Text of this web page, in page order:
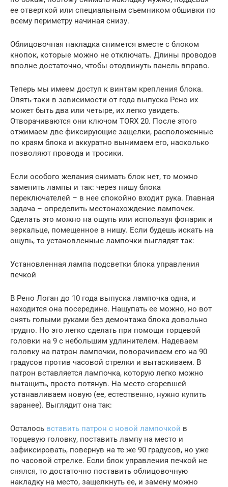
ее отверткой или специальным съемником обшивки по
всему периметру начиная снизу.
Облицовочная накладка снимется вместе с блоком
кнопок, которые можно не отключать. Длины проводов
вполне достаточно, чтобы отодвинуть панель вправо.
Теперь мы имеем доступ к винтам крепления блока.
Опять-таки в зависимости от года выпуска Рено их
может быть два или четыре, их легко увидеть.
Отворачиваются они ключом TORX 20. После этого
отжимаем две фиксирующие защелки, расположенные
по краям блока и аккуратно вынимаем его, насколько
позволяют провода и тросики.
Если особого желания снимать блок нет, то можно
заменить лампы и так: через нишу блока
переключателей – в нее спокойно входит рука. Главная
задача – определить местонахождение лампочек.
Сделать это можно на ощупь или используя фонарик и
зеркальце, помещенное в нишу. Если будешь искать на
ощупь, то установленные лампочки выглядят так:
Установленная лампа подсветки блока управления
печкой
В Рено Логан до 10 года выпуска лампочка одна, и
находится она посередине. Нащупать ее можно, но вот
снять голыми руками без демонтажа блока довольно
трудно. Но это легко сделать при помощи торцевой
головки на 9 с небольшим удлинителем. Надеваем
головку на патрон лампочки, поворачиваем его на 90
градусов против часовой стрелки и вытаскиваем. В
патрон вставляется лампочка, которую легко можно
вытащить, просто потянув. На место сгоревшей
устанавливаем новую (ее, естественно, нужно купить
заранее). Выглядит она так:
Осталось вставить патрон с новой лампочкой в
торцевую головку, поставить лампу на место и
зафиксировать, повернув на те же 90 градусов, но уже
по часовой стрелке. Если блок управления печкой не
снялся, то достаточно поставить облицовочную
накладку на место, защелкнуть ее, и замену можно